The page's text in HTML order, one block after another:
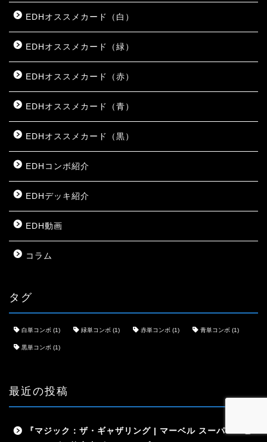
EDHオススメカード（白）
EDHオススメカード（緑）
EDHオススメカード（赤）
EDHオススメカード（青）
EDHオススメカード（黒）
EDHコンボ紹介
EDHデッキ紹介
EDH動画
コラム
タグ
白単コンボ (1) 緑単コンボ (1) 赤単コンボ (1) 青単コンボ (1)
黒単コンボ (1)
最近の投稿
『マジック：ザ・ギャザリング | マーベル スーパー・ヒ